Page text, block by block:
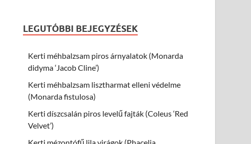
LEGUTÓBBI BEJEGYZÉSEK
Kerti méhbalzsam piros árnyalatok (Monarda
didyma ‘Jacob Cline’)
Kerti méhbalzsam lisztharmat elleni védelme
(Monarda fistulosa)
Kerti díszcsalán piros levelű fajták (Coleus ‘Red
Velvet’)